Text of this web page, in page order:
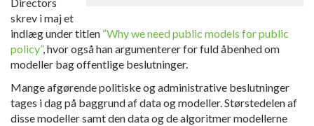
skrev i maj et
indlæg under titlen “Why we need public models for public
policy”, hvor også han argumenterer for fuld åbenhed om
modeller bag offentlige beslutninger.
Mange afgørende politiske og administrative beslutninger
tages i dag på baggrund af data og modeller. Størstedelen af
disse modeller samt den data og de algoritmer modellerne